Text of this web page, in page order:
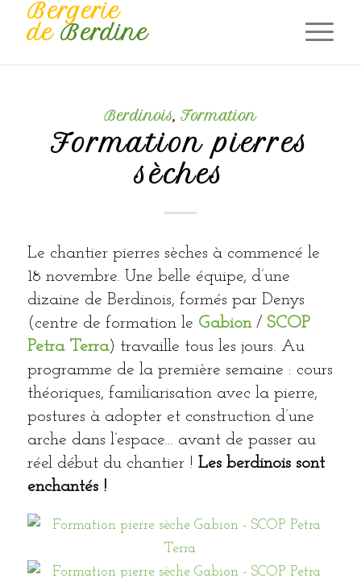
Bergerie
deBerdine
Berdinois,Formation
Formation pierres
sèches
Le chantier pierres sèches à commencé le
18 novembre. Une belle équipe, d’une
dizaine de Berdinois, formés par Denys
(centre de formation le Gabion/ SCOP
Petra Terra) travaille tous les jours. Au
programme de la première semaine : cours
théoriques, familiarisation avec la pierre,
postures à adopter et construction d’une
arche dans l’espace… avant de passer au
réel début du chantier ! Les berdinois sont
enchantés !